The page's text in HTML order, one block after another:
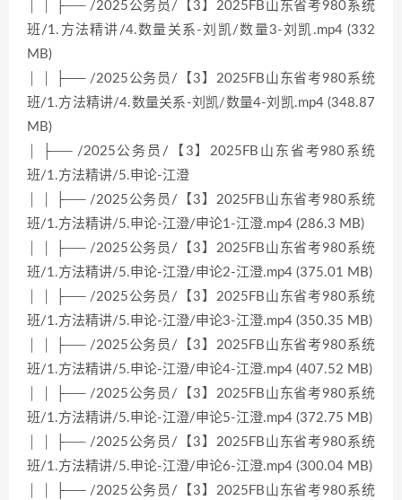
│ │ ├── /2025公务员/【3】2025FB山东省考980系统
班/1.方法精讲/4.数量关系-刘凯/数量3-刘凯.mp4 (332
MB)
│ │ ├── /2025公务员/【3】2025FB山东省考980系统
班/1.方法精讲/4.数量关系-刘凯/数量4-刘凯.mp4 (348.87
MB)
│ ├── /2025公务员/【3】2025FB山东省考980系统
班/1.方法精讲/5.申论-江澄
│ │ ├── /2025公务员/【3】2025FB山东省考980系统
班/1.方法精讲/5.申论-江澄/申论1-江澄.mp4 (286.3 MB)
│ │ ├── /2025公务员/【3】2025FB山东省考980系统
班/1.方法精讲/5.申论-江澄/申论2-江澄.mp4 (375.01 MB)
│ │ ├── /2025公务员/【3】2025FB山东省考980系统
班/1.方法精讲/5.申论-江澄/申论3-江澄.mp4 (350.35 MB)
│ │ ├── /2025公务员/【3】2025FB山东省考980系统
班/1.方法精讲/5.申论-江澄/申论4-江澄.mp4 (407.52 MB)
│ │ ├── /2025公务员/【3】2025FB山东省考980系统
班/1.方法精讲/5.申论-江澄/申论5-江澄.mp4 (372.75 MB)
│ │ ├── /2025公务员/【3】2025FB山东省考980系统
班/1.方法精讲/5.申论-江澄/申论6-江澄.mp4 (300.04 MB)
│ │ ├── /2025公务员/【3】2025FB山东省考980系统